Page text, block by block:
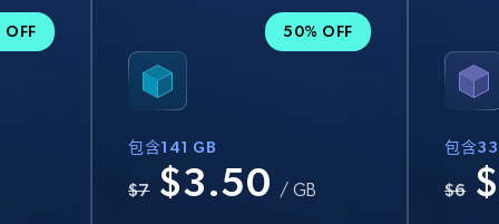
OFF 50% OFF
包含141 GB
$7 $3.50 / GB
包含
$6